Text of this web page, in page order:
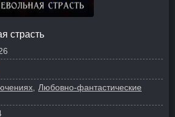
страсть
Любовно-фантастические